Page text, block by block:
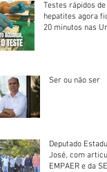
Testes rápidos
hepatites agora
20 minutos nas
Ser ou não ser
Deputado
José, com
EMPAER e da